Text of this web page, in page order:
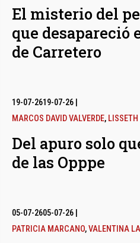
El misterio del
que desapareció
de Carretero
19-07-2619-07-26
MARCOS DAVID VALVERDE, LISSETH
Del apuro solo
de las Opppe
05-07-2605-07-26
PATRICIA MARCANO,VALENTINA